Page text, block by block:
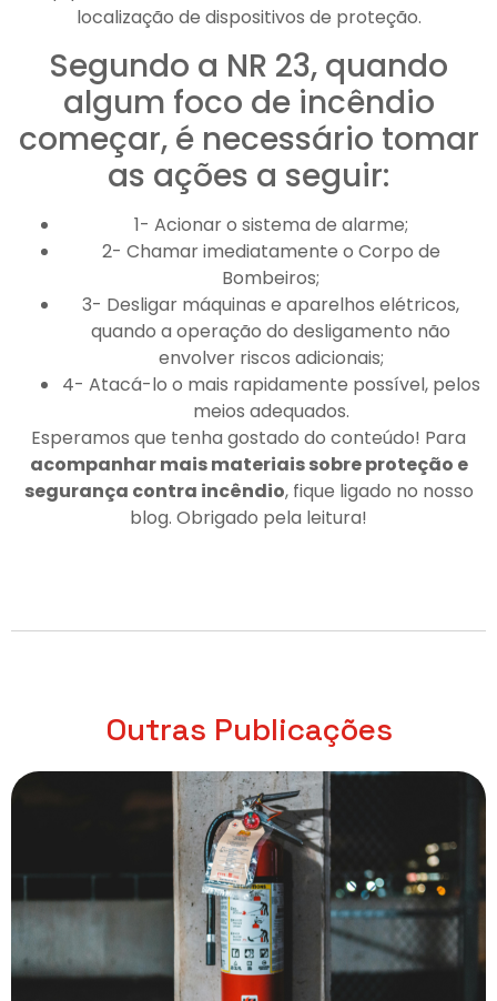
localização de dispositivos de proteção.
Segundo a NR 23, quando
algum foco de incêndio
começar, é necessário tomar
as ações a seguir:
1- Acionar o sistema de alarme;
2- Chamar imediatamente o Corpo de
Bombeiros;
3- Desligar máquinas e aparelhos elétricos,
quando a operação do desligamento não
envolver riscos adicionais;
4- Atacá-lo o mais rapidamente possível, pelos
meios adequados.
Esperamos que tenha gostado do conteúdo! Para
acompanhar mais materiais sobre proteção e
segurança contra incêndio, fique ligado no nosso
blog. Obrigado pela leitura!
Outras Publicações